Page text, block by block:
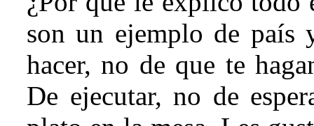
son un ejemplo de país
hacer, no de que te
De ejecutar, no de